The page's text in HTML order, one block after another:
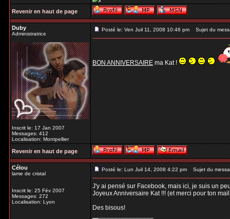
Revenir en haut de page
Duby
Administratrice
Inscrit le: 17 Jan 2007
Messages: 412
Localisation: Montpellier
Posté le: Ven Juil 11, 2008 10:46 pm Sujet du
BON ANNIVERSAIREma Kat !
Revenir en haut de page
Célou
lame de cristal
Inscrit le: 25 Fév 2007
Messages: 272
Localisation: Lyon
Posté le: Lun Juil 14, 2008 4:22 pm Sujet du
J'y ai pensé sur Facebook, mais ici, je suis un
Joyeux Anniversaire Kat !!! (et merci pour ton
Des bisous!
_________________